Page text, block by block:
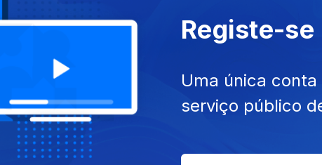
de ginecologia e obstetrícia por falta de médicos. É um problema
do PCP Miguel Tiago, e a advogada Ana Pedrosa-Augusto.
vai sair prejudicado?
da igualdade", o que pode o Governo fazer? Respondem
e João Teixeira Lopes, sociólogo.
Registe-se
Uma única
serviço público